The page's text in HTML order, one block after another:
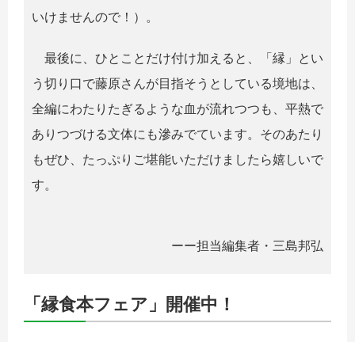
いけませんので！）。
最後に、ひとことだけ付け加えると、「縁」とい
う切り口で藤原さんが目指そうとしている境地は、
全編にわたりたぎるような血が流れつつも、平熱で
ありつづける文体にも滲みでています。そのあたり
もぜひ、たっぷりご堪能いただけましたら嬉しいで
す。
ーー担当編集者・三島邦弘
「縁食本フェア」開催中！